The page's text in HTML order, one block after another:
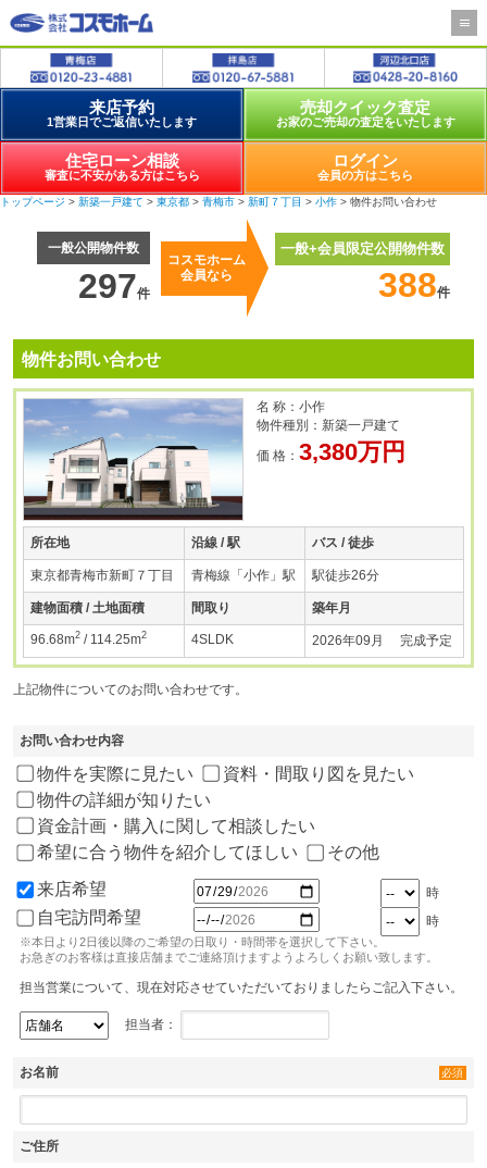
来店予約
1営業日でご返信いたします
売却クイック査定
お家のご売却の査定をいたします
住宅ローン相談
審査に不安がある方はこちら
ログイン
会員の方はこちら
トップページ > 新築一戸建て > 東京都 > 青梅市 > 新町７丁目 > 小作 > 物件お問い合わせ
一般公開物件数
297件
コスモホーム
会員なら
一般+会員限定公開物件数
388件
物件お問い合わせ
名 称：小作
物件種別：新築一戸建て
価 格： 3,380万円
所在地 沿線 / 駅 バス / 徒歩
東京都青梅市新町７丁目 青梅線「小作」駅 駅徒歩26分
建物面積 / 土地面積 間取り 築年月
96.68m2 / 114.25m2 4SLDK 2026年09月 完成予定
上記物件についてのお問い合わせです。
お問い合わせ内容
物件を実際に見たい
資料・間取り図を見たい
物件の詳細が知りたい
資金計画・購入に関して相談したい
希望に合う物件を紹介してほしい
その他
来店希望 時
自宅訪問希望 時
※本日より2日後以降のご希望の日取り・時間帯を選択して下さい。
お急ぎのお客様は直接店舗までご連絡頂けますようよろしくお願い致します。
担当営業について、現在対応させていただいておりましたらご記入下さい。
担当者：
お名前 必須
ご住所